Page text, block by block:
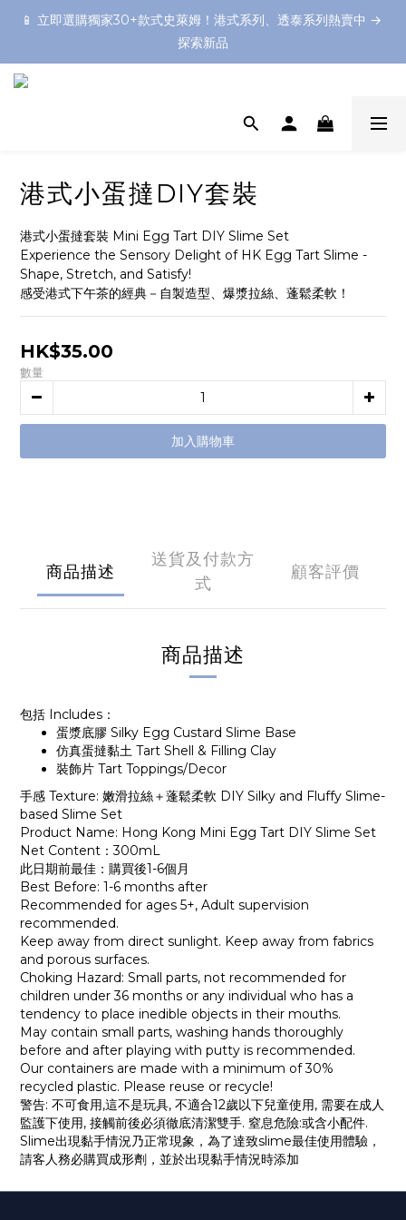
📱 立即選購獨家30+款式史萊姆！港式系列、透泰系列熱賣中 →
探索新品
📱 立即選購獨家30+款式史萊姆！港式系列、透泰系列熱賣中 →
探索新品
想預備一個難忘的Slime Party嗎？不如預約一個上門Slime製作
📱 立即選購獨家30+款式史萊姆！港式系列、透泰系列熱賣中 →
探索新品
港式小蛋撻DIY套裝
港式小蛋撻套裝 Mini Egg Tart DIY Slime Set
Experience the Sensory Delight of HK Egg Tart Slime -
Shape, Stretch, and Satisfy!
感受港式下午茶的經典－自製造型、爆漿拉絲、蓬鬆柔軟！
HK$35.00
數量
加入購物車
商品描述
送貨及付款方
式
顧客評價
商品描述
包括 Includes：
蛋漿底膠 Silky Egg Custard Slime Base
仿真蛋撻黏土 Tart Shell & Filling Clay
裝飾片 Tart Toppings/Decor
手感 Texture: 嫩滑拉絲＋蓬鬆柔軟 DIY Silky and Fluffy Slime-
based Slime Set
Product Name: Hong Kong Mini Egg Tart DIY Slime Set
Net Content：300mL
此日期前最佳：購買後1-6個月
Best Before: 1-6 months after
Recommended for ages 5+, Adult supervision
recommended.
Keep away from direct sunlight. Keep away from fabrics
and porous surfaces.
Choking Hazard: Small parts, not recommended for
children under 36 months or any individual who has a
tendency to place inedible objects in their mouths.
May contain small parts, washing hands thoroughly
before and after playing with putty is recommended.
Our containers are made with a minimum of 30%
recycled plastic. Please reuse or recycle!
警告: 不可食用,這不是玩具, 不適合12歲以下兒童使用, 需要在成人
監護下使用, 接觸前後必須徹底清潔雙手. 窒息危險:或含小配件.
Slime出現黏手情況乃正常現象，為了達致slime最佳使用體驗，
請客人務必購買成形劑，並於出現黏手情況時添加